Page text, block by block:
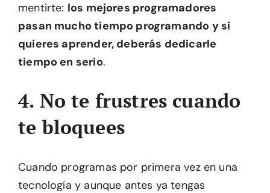
mentirte: los mejores programadores
pasan mucho tiempo programando y si
quieres aprender, deberás dedicarle
tiempo en serio.
4. No te frustres cuando
te bloquees
Cuando programas por primera vez en una
tecnología y aunque antes ya tengas